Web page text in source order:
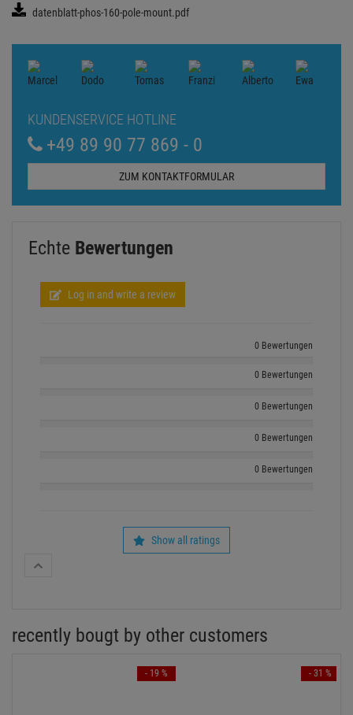
datenblatt-phos-160-pole-mount.pdf
KUNDENSERVICE HOTLINE
+49 89 90 77 869 - 0
ZUM KONTAKTFORMULAR
Echte Bewertungen
Log in and write a review
0 Bewertungen
0 Bewertungen
0 Bewertungen
0 Bewertungen
0 Bewertungen
Show all ratings
recently bougt by other customers
- 19 % - 31 %